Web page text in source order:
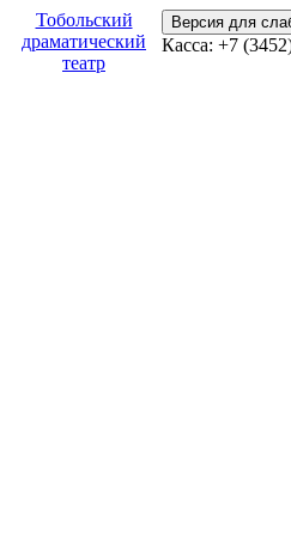
Тобольский
драматический
театр
Версия для
Касса: +7